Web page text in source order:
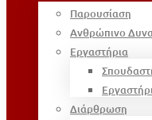
Παρουσίαση
Ανθρώπινο
Εργαστήρια
Διάρθρωση